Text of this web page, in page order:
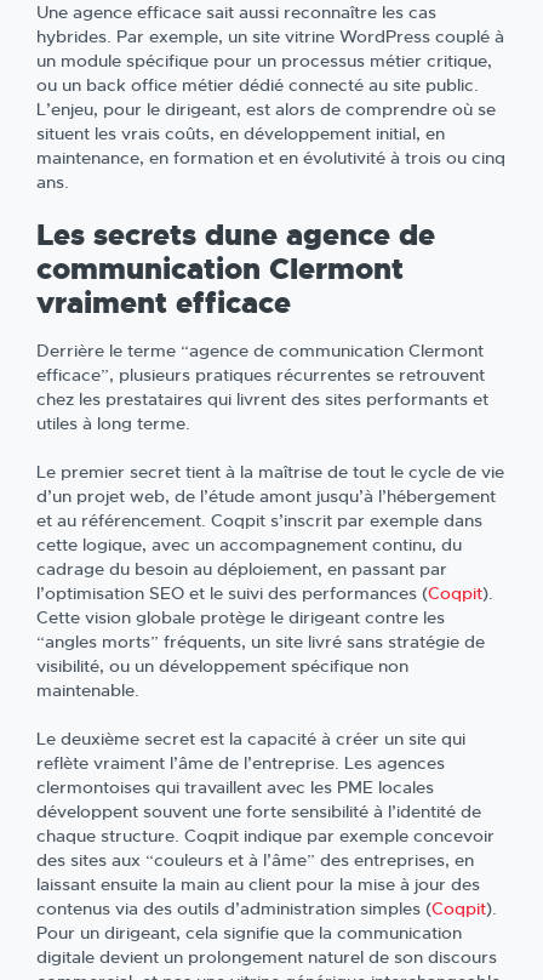
Une agence efficace sait aussi reconnaître les cas
hybrides. Par exemple, un site vitrine WordPress couplé à
un module spécifique pour un processus métier critique,
ou un back office métier dédié connecté au site public.
L’enjeu, pour le dirigeant, est alors de comprendre où se
situent les vrais coûts, en développement initial, en
maintenance, en formation et en évolutivité à trois ou cinq
ans.
Les secrets dune agence de
communication Clermont
vraiment efficace
Derrière le terme “agence de communication Clermont
efficace”, plusieurs pratiques récurrentes se retrouvent
chez les prestataires qui livrent des sites performants et
utiles à long terme.
Le premier secret tient à la maîtrise de tout le cycle de vie
d’un projet web, de l’étude amont jusqu’à l’hébergement
et au référencement. Coqpit s’inscrit par exemple dans
cette logique, avec un accompagnement continu, du
cadrage du besoin au déploiement, en passant par
l’optimisation SEO et le suivi des performances (Coqpit).
Cette vision globale protège le dirigeant contre les
“angles morts” fréquents, un site livré sans stratégie de
visibilité, ou un développement spécifique non
maintenable.
Le deuxième secret est la capacité à créer un site qui
reflète vraiment l’âme de l’entreprise. Les agences
clermontoises qui travaillent avec les PME locales
développent souvent une forte sensibilité à l’identité de
chaque structure. Coqpit indique par exemple concevoir
des sites aux “couleurs et à l’âme” des entreprises, en
laissant ensuite la main au client pour la mise à jour des
contenus via des outils d’administration simples (Coqpit).
Pour un dirigeant, cela signifie que la communication
digitale devient un prolongement naturel de son discours